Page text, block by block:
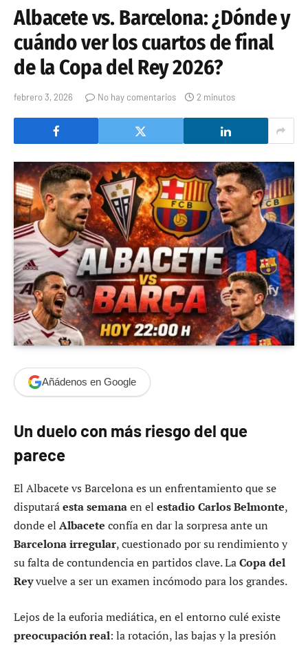
Albacete vs. Barcelona: ¿Dónde y
cuándo ver los cuartos de final
de la Copa del Rey 2026?
febrero 3, 2026 No hay comentarios 2 minutos
Añádenos en Google
Un duelo con más riesgo del que
parece
El Albacete vs Barcelona es un enfrentamiento que se
disputaráesta semanaen el estadio Carlos Belmonte,
donde el Albacete confía en dar la sorpresa ante un
Barcelona irregular, cuestionado por su rendimiento y
su falta de contundencia en partidos clave. LaCopa del
Reyvuelve a ser un examen incómodo para los grandes.
Lejos de la euforia mediática, en el entorno culé existe
preocupación real: la rotación, las bajas y la presión